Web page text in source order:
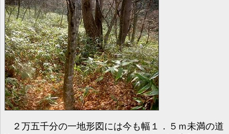
２万五千分の一地形図には今も幅１．５ｍ未満の道